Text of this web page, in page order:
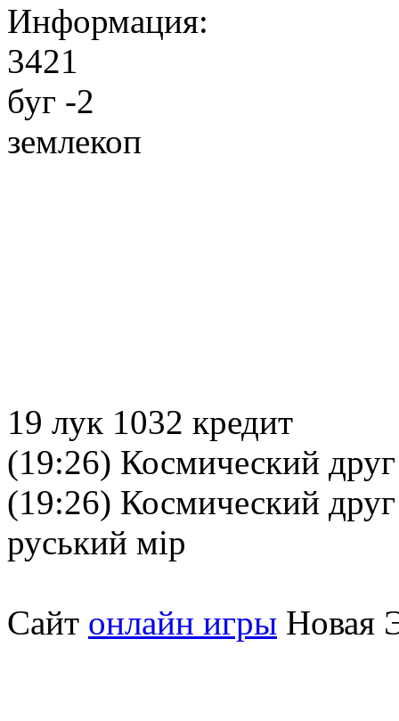
Информация:
3421
буг -2
землекоп
19 лук 1032 кредит
(19:26) Космический
(19:26) Космический
руський мір
Сайт онлайн игры Новая